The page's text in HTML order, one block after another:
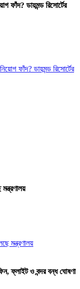
ফাঁদ? ডায়মন্ড রিসোর্টের
ফ্লাইট ও বন্দর বন্ধ ঘোষণা